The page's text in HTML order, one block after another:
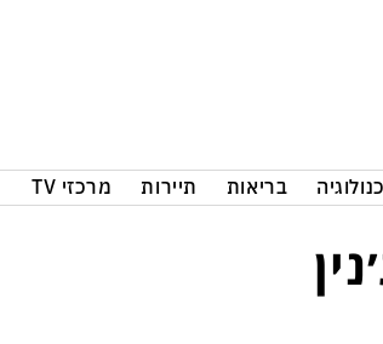
בריאות תיירות מרכזי TV